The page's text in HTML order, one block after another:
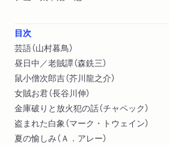
目次
芸語（山村暮鳥）
昼日中／老賊譚（森銑三）
鼠小僧次郎吉（芥川龍之介）
女賊お君（長谷川伸）
金庫破りと放火犯の話（チャペック）
盗まれた白象（マーク・トウェイン）
夏の愉しみ（Ａ．アレー）